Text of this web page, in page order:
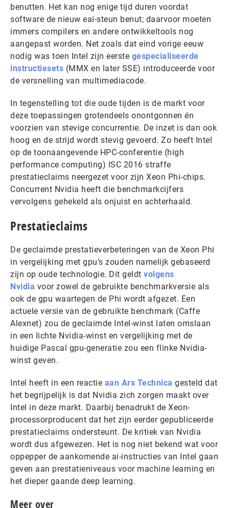
benutten. Het kan nog enige tijd duren voordat
software de nieuw eai-steun benut; daarvoor moeten
immers compilers en andere ontwikkeltools nog
aangepast worden. Net zoals dat eind vorige eeuw
nodig was toen Intel zijn eerste gespecialiseerde
instructiesets (MMX en later SSE) introduceerde voor
de versnelling van multimediacode.
In tegenstelling tot die oude tijden is de markt voor
deze toepassingen grotendeels onontgonnen én
voorzien van stevige concurrentie. De inzet is dan ook
hoog en de strijd wordt stevig gevoerd. Zo heeft Intel
op de toonaangevende HPC-conferentie (high
performance computing) ISC 2016 straffe
prestatieclaims neergezet voor zijn Xeon Phi-chips.
Concurrent Nvidia heeft die benchmarkcijfers
vervolgens gehekeld als onjuist en achterhaald.
Prestatieclaims
De geclaimde prestatieverbeteringen van de Xeon Phi
in vergelijking met gpu’s zouden namelijk gebaseerd
zijn op oude technologie. Dit geldt volgens
Nvidia voor zowel de gebruikte benchmarkversie als
ook de gpu waartegen de Phi wordt afgezet. Een
actuele versie van de gebruikte benchmark (Caffe
Alexnet) zou de geclaimde Intel-winst laten omslaan
in een lichte Nvidia-winst en vergelijking met de
huidige Pascal gpu-generatie zou een flinke Nvidia-
winst geven.
Intel heeft in een reactie aan Ars Technica gesteld dat
het begrijpelijk is dat Nvidia zich zorgen maakt over
Intel in deze markt. Daarbij benadrukt de Xeon-
processorproducent dat het zijn eerder gepubliceerde
prestatieclaims ondersteunt. De kritiek van Nvidia
wordt dus afgewezen. Het is nog niet bekend wat voor
oppepper de aankomende ai-instructies van Intel gaan
geven aan prestatieniveaus voor machine learning en
het dieper gaande deep learning.
Meer over